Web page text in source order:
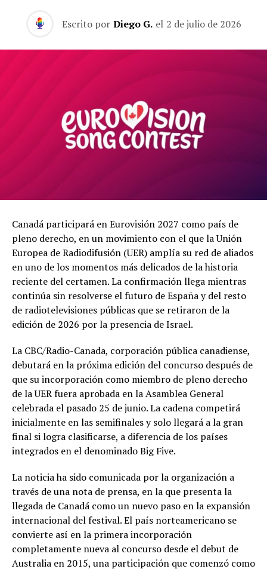
Escrito por Diego G. el 2 de julio de 2026
Canadá participará en Eurovisión 2027 como país de
pleno derecho, en un movimiento con el que la Unión
Europea de Radiodifusión (UER) amplía su red de aliados
en uno de los momentos más delicados de la historia
reciente del certamen. La confirmación llega mientras
continúa sin resolverse el futuro de España y del resto
de radiotelevisiones públicas que se retiraron de la
edición de 2026 por la presencia de Israel.
La CBC/Radio-Canada, corporación pública canadiense,
debutará en la próxima edición del concurso después de
que su incorporación como miembro de pleno derecho
de la UER fuera aprobada en la Asamblea General
celebrada el pasado 25 de junio. La cadena competirá
inicialmente en las semifinales y solo llegará a la gran
final si logra clasificarse, a diferencia de los países
integrados en el denominado Big Five.
La noticia ha sido comunicada por la organización a
través de una nota de prensa, en la que presenta la
llegada de Canadá como un nuevo paso en la expansión
internacional del festival. El país norteamericano se
convierte así en la primera incorporación
completamente nueva al concurso desde el debut de
Australia en 2015, una participación que comenzó como